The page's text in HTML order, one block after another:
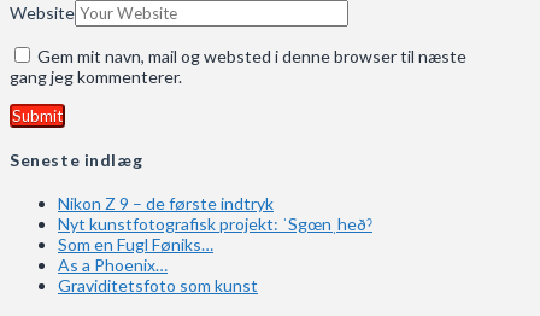
Website
Gem mit navn, mail og websted i denne browser til næste
gang jeg kommenterer.
Seneste indlæg
Nikon Z 9 – de første indtryk
Nyt kunstfotografisk projekt: ˈSgœnˌheðˀ
Som en Fugl Føniks…
As a Phoenix…
Graviditetsfoto som kunst